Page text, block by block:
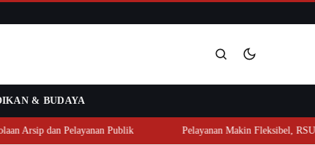
& BUDAYA
dan Pelayanan Publik Pelayanan Makin Fleksibel, RSUD